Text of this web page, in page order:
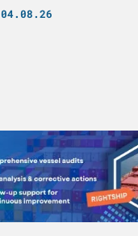
04.08.26